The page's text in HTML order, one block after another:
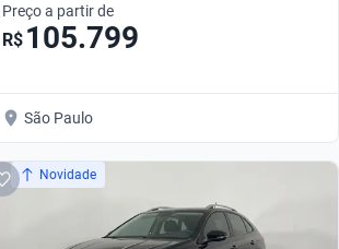
Preço a partir de
R$ 105.799
São Paulo
Novidade